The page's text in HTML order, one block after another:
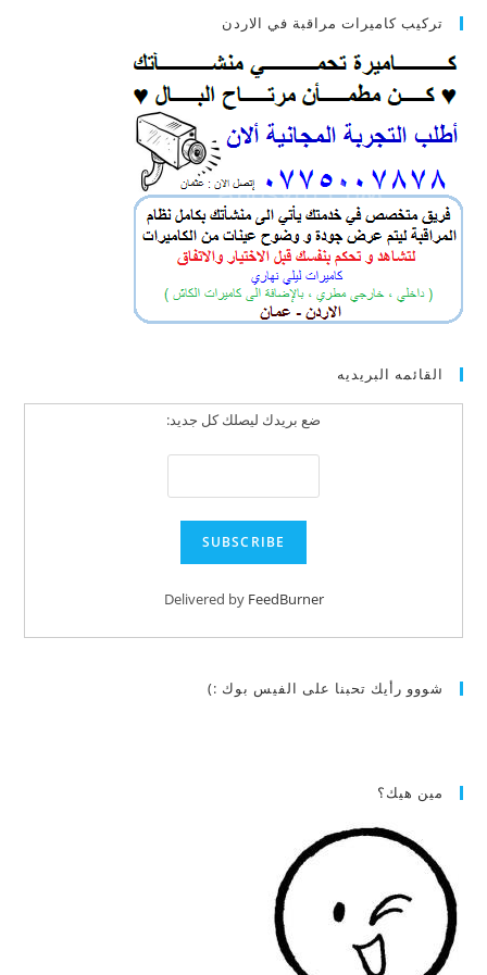
تركيب كاميرات مراقبة في الاردن
القائمه البريديه
ضع بريدك ليصلك كل جديد:
Delivered by FeedBurner
شووو رأيك تحبنا على الفيس بوك :)
مين هيك؟